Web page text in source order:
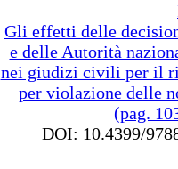
Gli effetti delle
e delle Autorità
nei giudizi civili per il
per violazione delle
(pag.
DOI: 10.4399/